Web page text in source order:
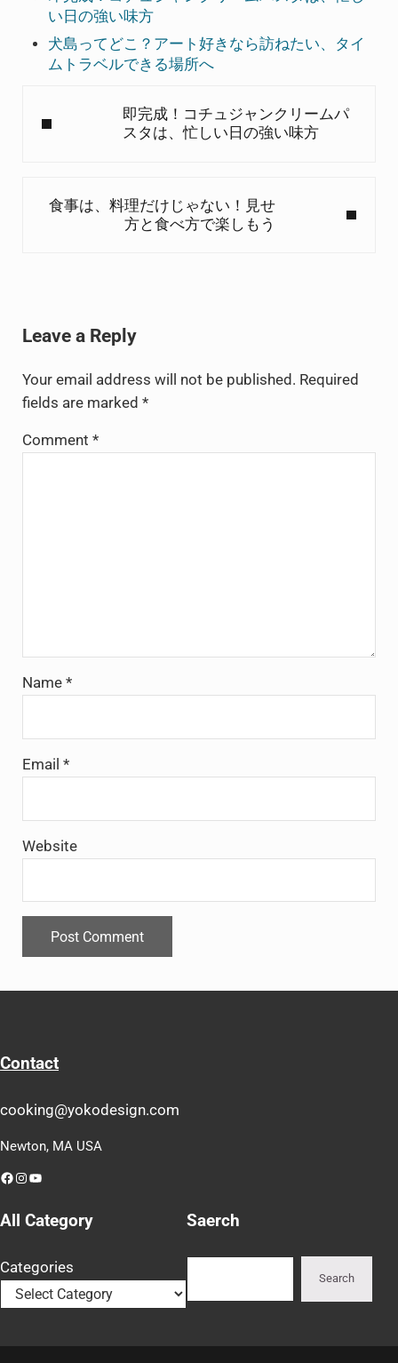
い日の強い味方
犬島ってどこ？アート好きなら訪ねたい、タイ
ムトラベルできる場所へ
即完成！コチュジャンクリームパ
スタは、忙しい日の強い味方
食事は、料理だけじゃない！見せ
方と食べ方で楽しもう
Leave a Reply
Your email address will not be published. Required
fields are marked *
Comment *
Name *
Email *
Website
Contact
cooking@yokodesign.com
Newton, MA USA
Facebook
Instagram
YouTube
All Category
Categories
Saerch
Search